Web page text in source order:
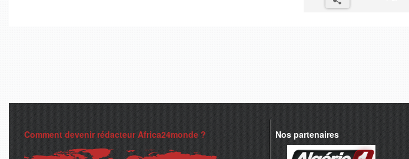
Comment devenir rédacteur Africa24monde ? Nos partenaires